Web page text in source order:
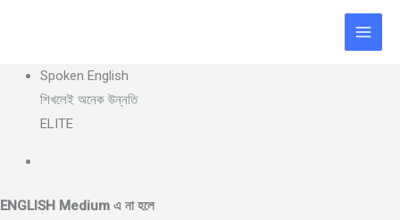
Spoken English
শিখলেই অনেক উন্নতি
ELITE
ENGLISH Medium এ না হলে